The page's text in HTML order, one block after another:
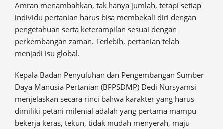
Amran menambahkan, tak hanya jumlah, tetapi setiap
individu pertanian harus bisa membekali diri dengan
pengetahuan serta keterampilan sesuai dengan
perkembangan zaman. Terlebih, pertanian telah
menjadi isu global.
Kepala Badan Penyuluhan dan Pengembangan Sumber
Daya Manusia Pertanian (BPPSDMP) Dedi Nursyamsi
menjelaskan secara rinci bahwa karakter yang harus
dimiliki petani milenial adalah yang pertama mampu
bekerja keras, tekun, tidak mudah menyerah, maju